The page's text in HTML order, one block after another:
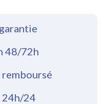
48/72h
24h/24